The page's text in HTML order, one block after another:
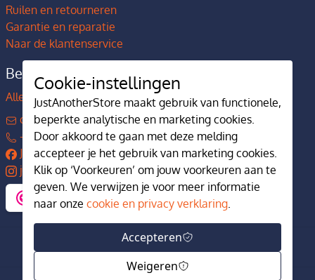
Ruilen en retourneren
Garantie en reparatie
Naar de klantenservice
Bedrijfsgegevens
Alles over JustAnotherStore
contact@justanotherstore.nl
+31 73 644 7405
JustAnotherStore
justanotherstore.nl
Cookie-instellingen
JustAnotherStore maakt gebruik van functionele,
beperkte analytische en marketing cookies.
Door akkoord te gaan met deze melding
accepteer je het gebruik van marketing cookies.
Klik op ‘Voorkeuren’ om jouw voorkeuren aan te
geven. We verwijzen je voor meer informatie
naar onze cookie en privacy verklaring.
Accepteren
Weigeren